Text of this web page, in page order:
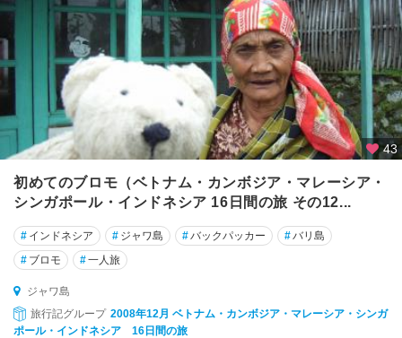
43
初めてのブロモ（ベトナム・カンボジア・マレーシア・
シンガポール・インドネシア 16日間の旅 その12...
# インドネシア # ジャワ島 #バックパッカー #バリ島
# ブロモ #一人旅
ジャワ島
旅行記グループ 2008年12月 ベトナム・カンボジア・マレーシア・シンガ
ポール・インドネシア 16日間の旅